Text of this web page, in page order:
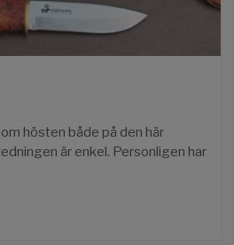
hösten både på den här
är enkel. Personligen har